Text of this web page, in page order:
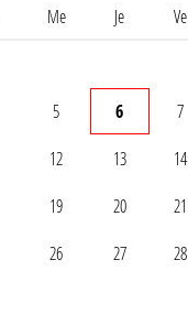
Me Je Ve
5 6 7
12 13 14
19 20 21
26 27 28